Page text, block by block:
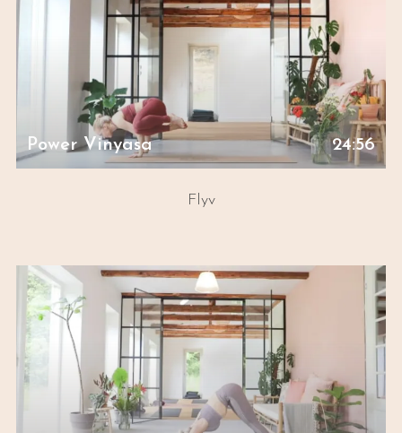
Power Vinyasa 24:56
Flyv